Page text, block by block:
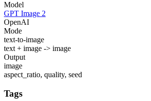
Model
GPT Image 2
OpenAI
Mode
text-to-image
text + image -> image
Output
image
aspect_ratio, quality, seed
Tags